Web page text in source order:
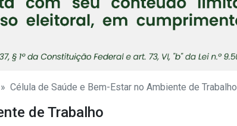
Célula de Saúde e Bem-Estar no Ambiente de Trabalho
de Trabalho